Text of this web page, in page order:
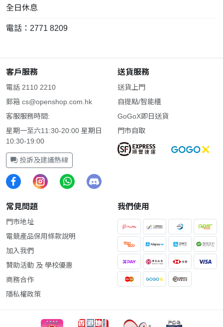
全日休息
電話：2771 8209
客戶服務
電話 2110 2210
郵箱 cs@openshop.com.hk
客服服務時間:
星期一至六11:30-20:00 星期日
10:30-19:00
投訴及建議熱線
送貨服務
送貨上門
自提點/智能櫃
GoGoX即日送貨
門市自取
常見問題
門市地址
電競產品保用條款說明
加入我們
贊助活動 及 學校優惠
商務合作
隱私權政策
我們使用